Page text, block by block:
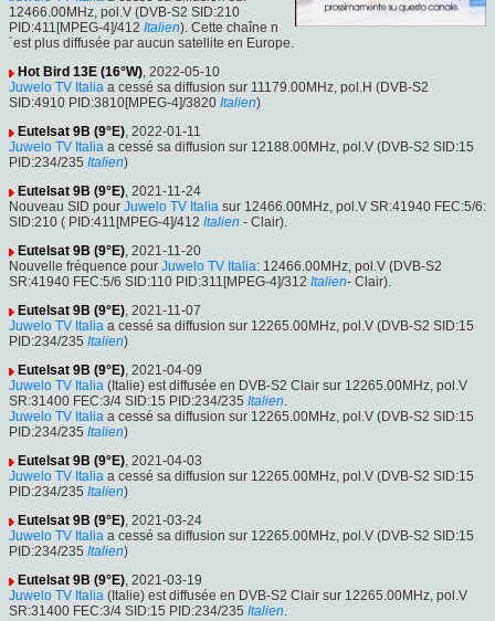
12466.00MHz, pol.V (DVB-S2 SID:210
PID:411[MPEG-4]/412 Italien). Cette chaîne n
´est plus diffusée par aucun satellite en Europe.
Hot Bird 13E (16°W), 2022-05-10
Juwelo TV Italia a cessé sa diffusion sur 11179.00MHz, pol.H (DVB-S2
SID:4910 PID:3810[MPEG-4]/3820 Italien)
Eutelsat 9B (9°E), 2022-01-11
Juwelo TV Italia a cessé sa diffusion sur 12188.00MHz, pol.V (DVB-S2 SID:15
PID:234/235 Italien)
Eutelsat 9B (9°E), 2021-11-24
Nouveau SID pour Juwelo TV Italia sur 12466.00MHz, pol.V SR:41940 FEC:5/6:
SID:210 ( PID:411[MPEG-4]/412 Italien - Clair).
Eutelsat 9B (9°E), 2021-11-20
Nouvelle fréquence pour Juwelo TV Italia: 12466.00MHz, pol.V (DVB-S2
SR:41940 FEC:5/6 SID:110 PID:311[MPEG-4]/312 Italien- Clair).
Eutelsat 9B (9°E), 2021-11-07
Juwelo TV Italia a cessé sa diffusion sur 12265.00MHz, pol.V (DVB-S2 SID:15
PID:234/235 Italien)
Eutelsat 9B (9°E), 2021-04-09
Juwelo TV Italia (Italie) est diffusée en DVB-S2 Clair sur 12265.00MHz, pol.V
SR:31400 FEC:3/4 SID:15 PID:234/235 Italien.
Juwelo TV Italia a cessé sa diffusion sur 12265.00MHz, pol.V (DVB-S2 SID:15
PID:234/235 Italien)
Eutelsat 9B (9°E), 2021-04-03
Juwelo TV Italia a cessé sa diffusion sur 12265.00MHz, pol.V (DVB-S2 SID:15
PID:234/235 Italien)
Eutelsat 9B (9°E), 2021-03-24
Juwelo TV Italia a cessé sa diffusion sur 12265.00MHz, pol.V (DVB-S2 SID:15
PID:234/235 Italien)
Eutelsat 9B (9°E), 2021-03-19
Juwelo TV Italia (Italie) est diffusée en DVB-S2 Clair sur 12265.00MHz, pol.V
SR:31400 FEC:3/4 SID:15 PID:234/235 Italien.